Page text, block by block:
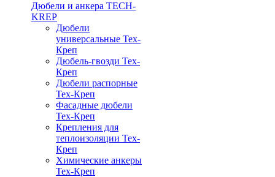
Дюбели и анкера TECH-
KREP
Дюбели
универсальные Тех-
Креп
Дюбель-гвозди Тех-
Креп
Дюбели распорные
Тех-Креп
Фасадные дюбели
Тех-Креп
Крепления для
теплоизоляции Тех-
Креп
Химические анкеры
Тех-Креп